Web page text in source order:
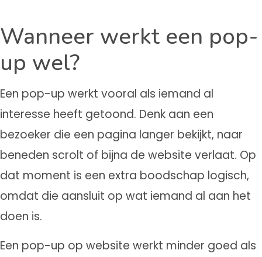
Wanneer werkt een pop-
up wel?
Een pop-up werkt vooral als iemand al
interesse heeft getoond. Denk aan een
bezoeker die een pagina langer bekijkt, naar
beneden scrolt of bijna de website verlaat. Op
dat moment is een extra boodschap logisch,
omdat die aansluit op wat iemand al aan het
doen is.
Een pop-up op website werkt minder goed als